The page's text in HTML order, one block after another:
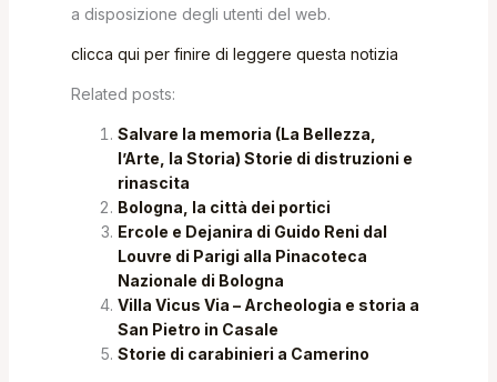
a disposizione degli utenti del web.
clicca qui per finire di leggere questa notizia
Related posts:
Salvare la memoria (La Bellezza,
l’Arte, la Storia) Storie di distruzioni e
rinascita
Bologna, la città dei portici
Ercole e Dejanira di Guido Reni dal
Louvre di Parigi alla Pinacoteca
Nazionale di Bologna
Villa Vicus Via – Archeologia e storia a
San Pietro in Casale
Storie di carabinieri a Camerino